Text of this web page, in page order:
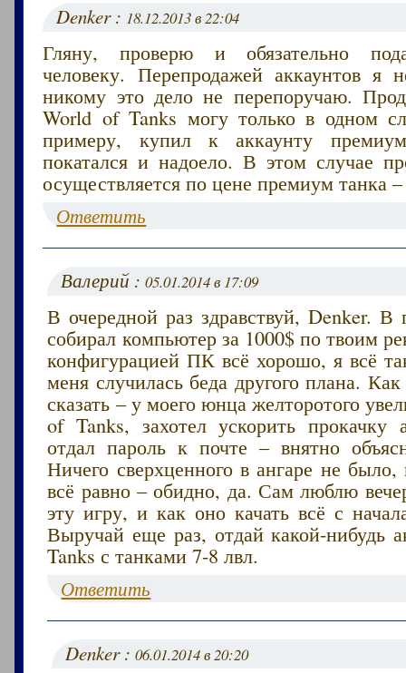
Denker : 18.12.2013 в 22:04
Гляну, проверю и обязательно
человеку. Перепродажей аккаунтов я
никому это дело не перепоручаю.
World of Tanks могу только в одном
примеру, купил к аккаунту
покатался и надоело. В этом случае
осуществляется по цене премиум танка
Ответить
Валерий :05.01.2014 в 17:09
В очередной раз здравствуй, Denker.
собирал компьютер за 1000$ по твоим
конфигурацией ПК всё хорошо, я всё
меня случилась беда другого плана.
сказать – у моего юнца желторотого
of Tanks, захотел ускорить прокачку
отдал пароль к почте – внятно
Ничего сверхценного в ангаре не
всё равно – обидно, да. Сам люблю
эту игру, и как оно качать всё с
Выручай еще раз, отдай какой-нибудь
Tanks с танками 7-8 лвл.
Ответить
Denker :06.01.2014 в 20:20